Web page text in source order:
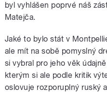
byl vyhlášen poprvé náš
Matejča.
Jaké to bylo stát v
ale mít na sobě pomyslný
si vybral pro jeho věk
kterým si ale podle kritik
oslovuje rozporuplný ruský